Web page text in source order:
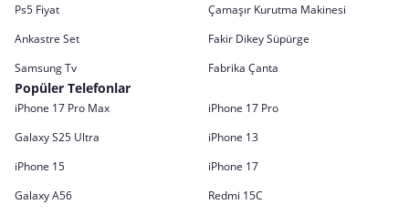
Ps5 Fiyat
Çamaşır Kurutma Makinesi
Ankastre Set
Fakir Dikey Süpürge
Samsung Tv
Fabrika Çanta
Popüler Telefonlar
iPhone 17 Pro Max
iPhone 17 Pro
Galaxy S25 Ultra
iPhone 13
iPhone 15
iPhone 17
Galaxy A56
Redmi 15C